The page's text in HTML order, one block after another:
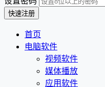
首页
电脑软件
视频软件
媒体播放
应用软件